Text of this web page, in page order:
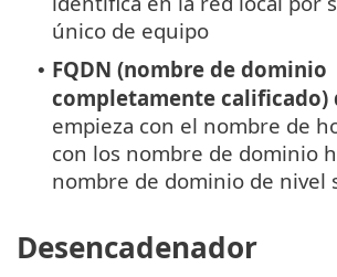
único de equipo
• FQDN (nombre de dominio
completamente calificado)
empieza con el nombre de
con los nombre de dominio
nombre de dominio de nivel
Desencadenador